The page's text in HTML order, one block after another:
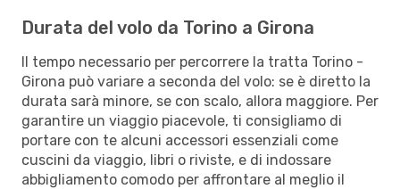
Durata del volo da Torino a Girona
Il tempo necessario per percorrere la tratta Torino -
Girona può variare a seconda del volo: se è diretto la
durata sarà minore, se con scalo, allora maggiore. Per
garantire un viaggio piacevole, ti consigliamo di
portare con te alcuni accessori essenziali come
cuscini da viaggio, libri o riviste, e di indossare
abbigliamento comodo per affrontare al meglio il